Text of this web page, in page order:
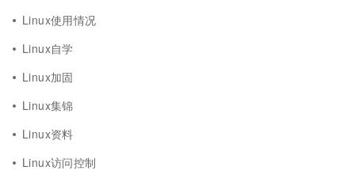
Linux使用情况
Linux自学
Linux加固
Linux集锦
Linux资料
Linux访问控制